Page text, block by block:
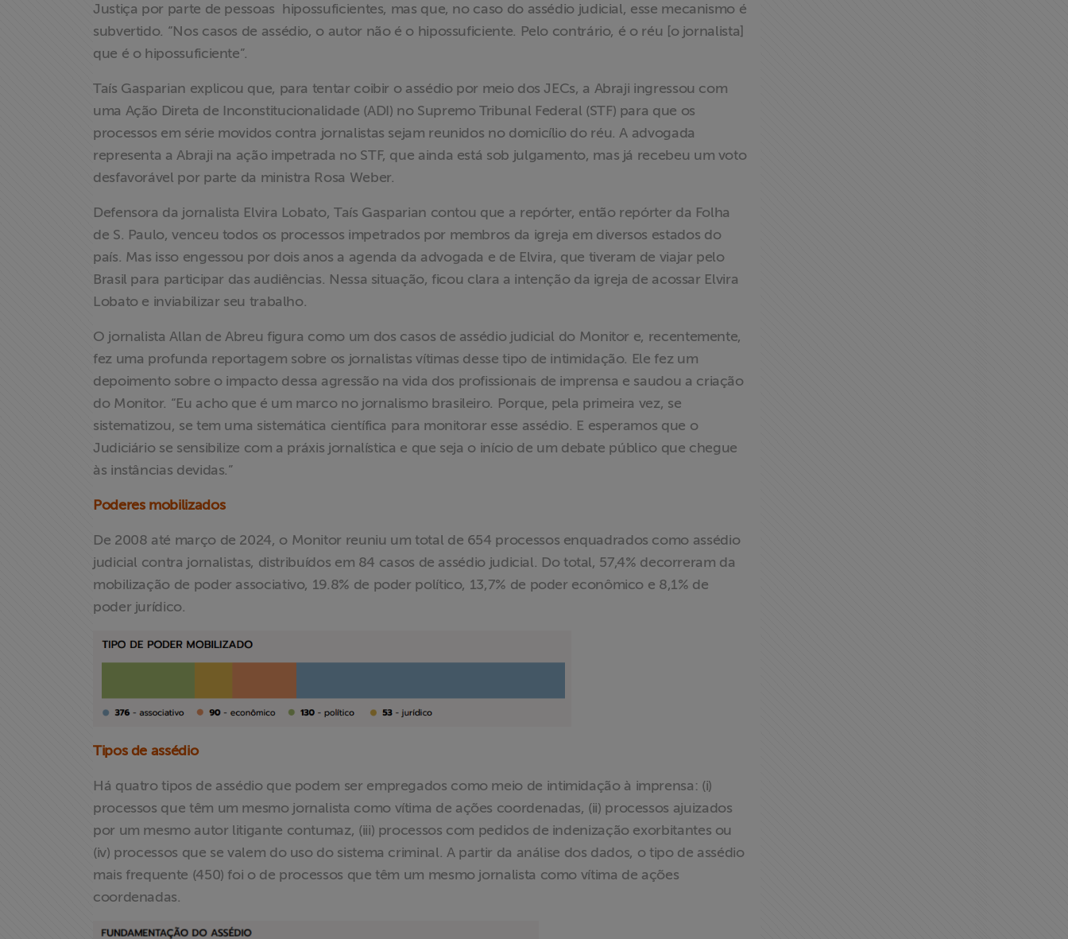
>> Conteúdo
exclusivo para
Fale Conosco
Justiça por parte de pessoas hipossuficientes, mas que, no caso do assédio judicial, esse mecanismo é
subvertido. “Nos casos de assédio, o autor não é o hipossuficiente. Pelo contrário, é o réu [o jornalista]
que é o hipossuficiente”.
Taís Gasparian explicou que, para tentar coibir o assédio por meio dos JECs, a Abraji ingressou com
uma Ação Direta de Inconstitucionalidade (ADI) no Supremo Tribunal Federal (STF) para que os
processos em série movidos contra jornalistas sejam reunidos no domicílio do réu. A advogada
representa a Abraji na ação impetrada no STF, que ainda está sob julgamento, mas já recebeu um voto
desfavorável por parte da ministra Rosa Weber.
Defensora da jornalista Elvira Lobato, Taís Gasparian contou que a repórter, então repórter da Folha
de S. Paulo, venceu todos os processos impetrados por membros da igreja em diversos estados do
país. Mas isso engessou por dois anos a agenda da advogada e de Elvira, que tiveram de viajar pelo
Brasil para participar das audiências. Nessa situação, ficou clara a intenção da igreja de acossar Elvira
Lobato e inviabilizar seu trabalho.
O jornalista Allan de Abreu figura como um dos casos de assédio judicial do Monitor e, recentemente,
fez uma profunda reportagem sobre os jornalistas vítimas desse tipo de intimidação. Ele fez um
depoimento sobre o impacto dessa agressão na vida dos profissionais de imprensa e saudou a criação
do Monitor. “Eu acho que é um marco no jornalismo brasileiro. Porque, pela primeira vez, se
sistematizou, se tem uma sistemática científica para monitorar esse assédio. E esperamos que o
Judiciário se sensibilize com a práxis jornalística e que seja o início de um debate público que chegue
às instâncias devidas.”
Poderes mobilizados
De 2008 até março de 2024, o Monitor reuniu um total de 654 processos enquadrados como assédio
judicial contra jornalistas, distribuídos em 84 casos de assédio judicial. Do total, 57,4% decorreram da
mobilização de poder associativo, 19.8% de poder político, 13,7% de poder econômico e 8,1% de
poder jurídico.
Tipos de assédio
Há quatro tipos de assédio que podem ser empregados como meio de intimidação à imprensa: (i)
processos que têm um mesmo jornalista como vítima de ações coordenadas, (ii) processos ajuizados
por um mesmo autor litigante contumaz, (iii) processos com pedidos de indenização exorbitantes ou
(iv) processos que se valem do uso do sistema criminal. A partir da análise dos dados, o tipo de assédio
mais frequente (450) foi o de processos que têm um mesmo jornalista como vítima de ações
coordenadas.